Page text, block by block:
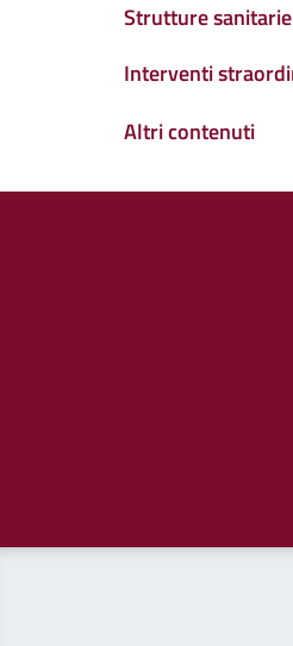
Strutture
Interventi
Altri contenuti